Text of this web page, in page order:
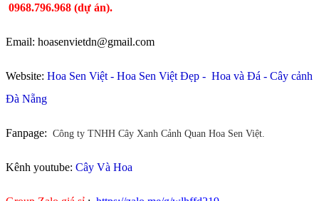
0968.796.968 (dự án).
Email: hoasenvietdn@gmail.com
Website: Hoa Sen Việt - Hoa Sen Việt Đẹp - Hoa và Đá - Cây cảnh
Đà Nẵng
Fanpage: Công ty TNHH Cây Xanh Cảnh Quan Hoa Sen Việt.
Kênh youtube: Cây Và Hoa